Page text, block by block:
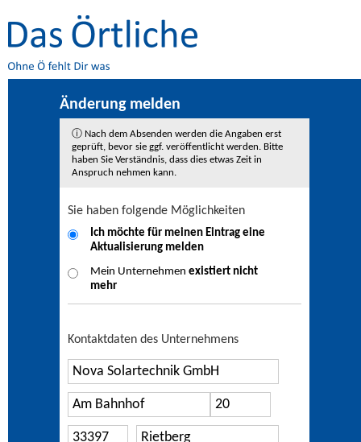
Änderung melden
ⓘ Nach dem Absenden werden die Angaben erst
geprüft, bevor sie ggf. veröffentlicht werden. Bitte
haben Sie Verständnis, dass dies etwas Zeit in
Anspruch nehmen kann.
Sie haben folgende Möglichkeiten
Ich möchte für meinen Eintrag eine
Aktualisierung melden
Mein Unternehmen existiert nicht
mehr
Kontaktdaten des Unternehmens